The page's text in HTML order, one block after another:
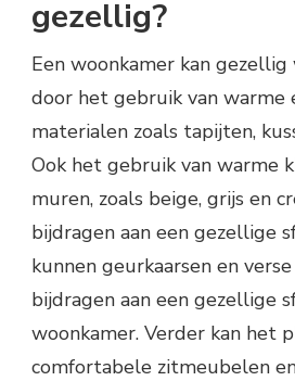
gezellig?
Een woonkamer kan
door het gebruik van warme
materialen zoals tapijten,
Ook het gebruik van warme
muren, zoals beige, grijs en
bijdragen aan een gezellige
kunnen geurkaarsen en
bijdragen aan een gezellige
woonkamer. Verder kan het
comfortabele zitmeubelen